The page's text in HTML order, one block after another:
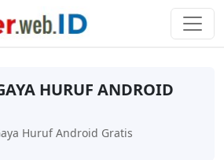
HURUF ANDROID
Huruf Android Gratis